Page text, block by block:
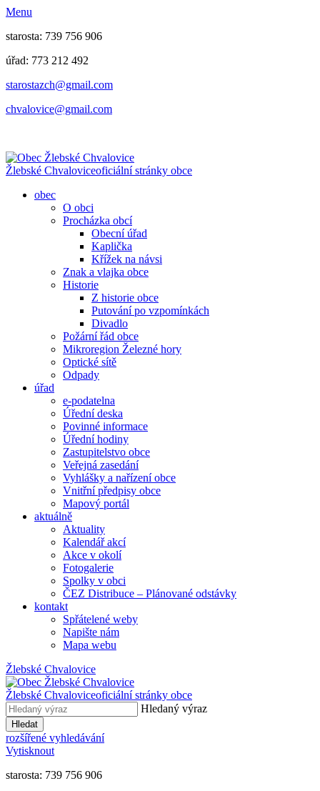
Menu
starosta: 739 756 906
úřad: 773 212 492
​​​​starostazch@gmail.com
​​​​chvalovice@gmail.com
Žlebské Chvaloviceoficiální stránky obce
obec
O obci
Procházka obcí
Obecní úřad
Kaplička
Křížek na návsi
Znak a vlajka obce
Historie
Z historie obce
Putování po vzpomínkách
Divadlo
Požární řád obce
Mikroregion Železné hory
Optické sítě
Odpady
úřad
e-podatelna
Úřední deska
Povinné informace
Úřední hodiny
Zastupitelstvo obce
Veřejná zasedání
Vyhlášky a nařízení obce
Vnitřní předpisy obce
Mapový portál
aktuálně
Aktuality
Kalendář akcí
Akce v okolí
Fotogalerie
Spolky v obci
ČEZ Distribuce – Plánované odstávky
kontakt
Spřátelené weby
Napište nám
Mapa webu
Žlebské Chvalovice
Žlebské Chvaloviceoficiální stránky obce
Hledaný výraz
Hledat
rozšířené vyhledávání
Vytisknout
starosta: 739 756 906